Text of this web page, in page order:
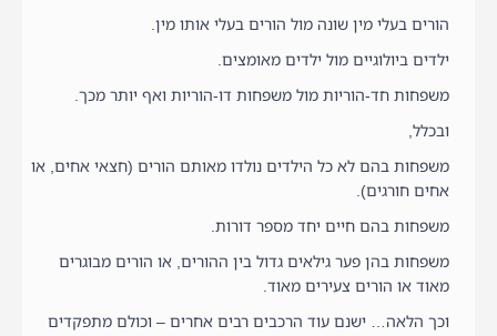
הורים בעלי מין שונה מול הורים בעלי אותו מין.
ילדים ביולוגיים מול ילדים מאומצים.
משפחות חד-הוריות מול משפחות דו-הוריות ואף יותר מכך.
ובכלל,
משפחות בהם לא כל הילדים נולדו מאותם הורים (חצאי אחים, או
אחים חורגים).
משפחות בהם חיים יחד מספר דורות.
משפחות בהן פער גילאים גדול בין ההורים, או הורים מבוגרים
מאוד או הורים צעירים מאוד.
וכך הלאה… ישנם עוד הרכבים רבים אחרים – וכולם מתפקדים